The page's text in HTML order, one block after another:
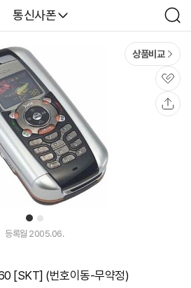
다나와
통신사폰
검
색
1 2
상품비교
관
심
등록월 2005.06.
[SKT] (번호이동-무약정)